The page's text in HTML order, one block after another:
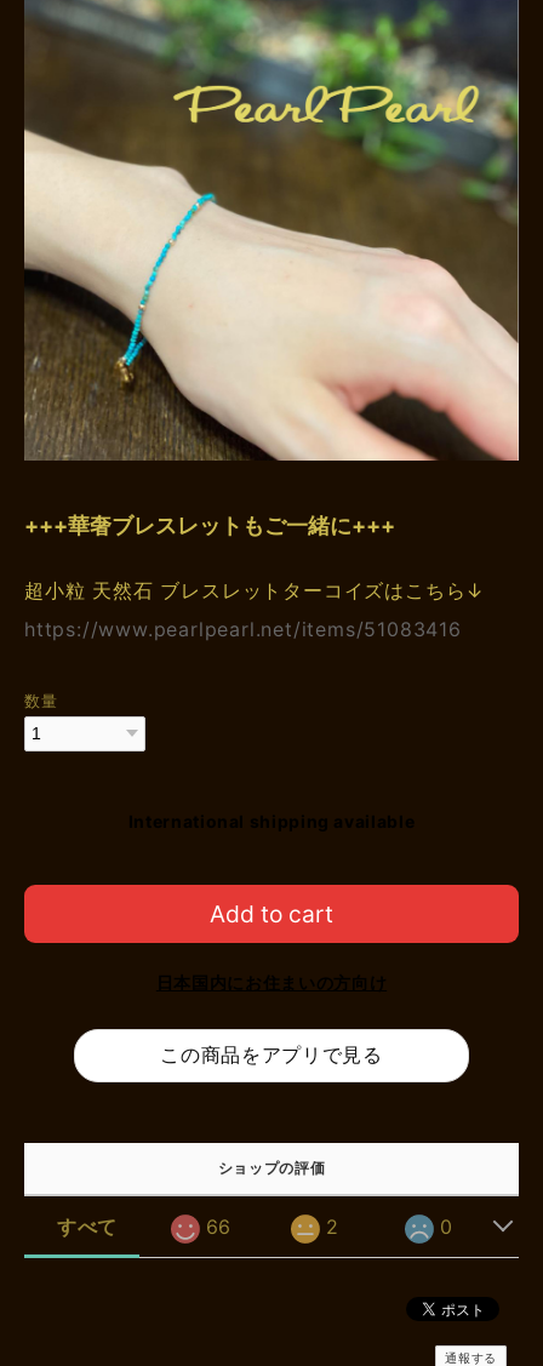
+++華奢ブレスレットもご一緒に+++
超小粒 天然石 ブレスレットターコイズはこちら↓
https://www.pearlpearl.net/items/51083416
数量
International shipping available
Add to cart
日本国内にお住まいの方向け
この商品をアプリで見る
ショップの評価
すべて 66 2 0
通報する